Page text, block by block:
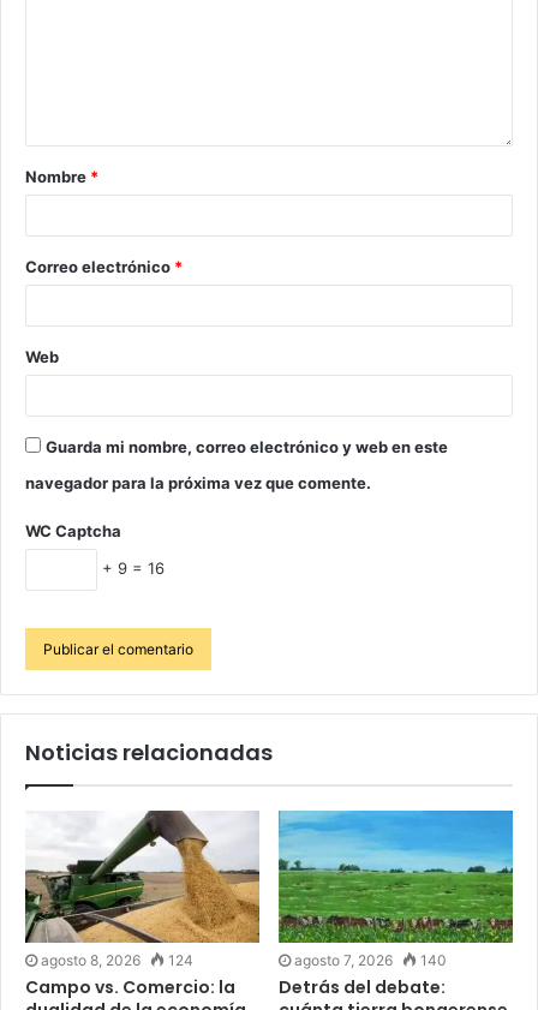
Nombre *
Correo electrónico *
Web
Guarda mi nombre, correo electrónico y web en este
navegador para la próxima vez que comente.
WC Captcha
+ 9 = 16
Noticias relacionadas
agosto 8, 2026 124
Campo vs. Comercio: la
agosto 7, 2026 140
Detrás del debate: